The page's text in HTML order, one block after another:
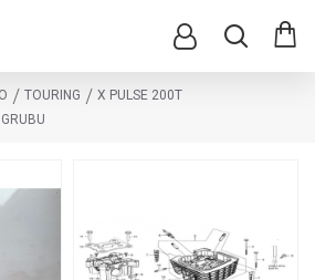
TOURING
X PULSE 200T